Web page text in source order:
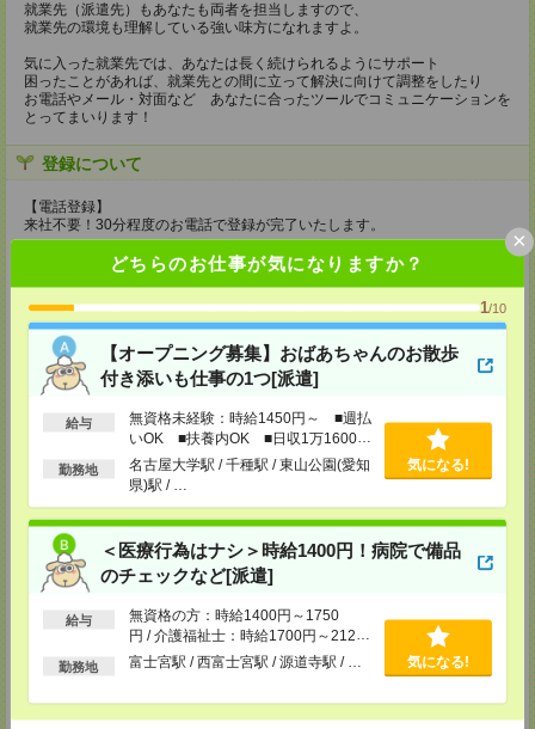
どちらのお仕事が気になりますか？
1/10
【オープニング募集】おばあちゃんのお散歩
付き添いも仕事の1つ[派遣]
給与
無資格未経験：時給1450円～ ■週払
いOK ■扶養内OK ■日収1万1600円
以上
勤務地
名古屋大学駅 / 千種駅 / 東山公園(愛知
県)駅 / …
気になる!
＜医療行為はナシ＞時給1400円！病院で備品
のチェックなど[派遣]
給与
無資格の方：時給1400円～1750
円 / 介護福祉士：時給1700円～2125
円 / 初任者以上：時給1500円～1875
勤務地 富士宮駅 / 西富士宮駅 / 源道寺駅 / … 気になる!
×
就業先（派遣先）もあなたも両者を担当しますので、
就業先の環境も理解している強い味方になれますよ。
気に入った就業先では、あなたは長く続けられるようにサポート
困ったことがあれば、就業先との間に立って解決に向けて調整をしたり
お電話やメール・対面など あなたに合ったツールでコミュニケーションを
とってまいります！
登録について
【電話登録】
来社不要！30分程度のお電話で登録が完了いたします。
★登録に際しての予約・来社は不要です★
こちらからご連絡いたしますのでお待ちください。
ご応募頂いた後、案内メールをお送りしますので
内容をご確認ください。
(2)電話応募の場合
その場で登録も可能です。
弊社HPよりマイページ作成をお願いします
電話での登録の際に、マイページ作成をいただいた旨をお伝えください。
所要時間
・経験やご希望などをインタビュー
・お仕事のご紹介など
登録場所